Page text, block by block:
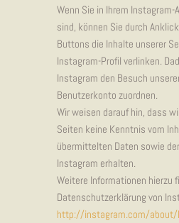
Wenn Sie in Ihrem
sind, können Sie durch
Buttons die Inhalte unserer
Instagram-Profil verlinken.
Instagram den Besuch
Benutzerkonto zuordnen.
Wir weisen darauf hin, dass
Seiten keine Kenntnis vom
übermittelten Daten sowie
Instagram erhalten.
Weitere Informationen hierzu
Datenschutzerklärung von
http://instagram.com/